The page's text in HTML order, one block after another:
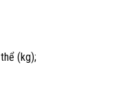
(kg);